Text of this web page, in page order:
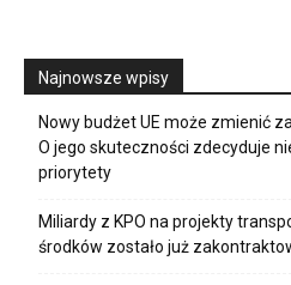
Najnowsze wpisy
Nowy budżet UE może zmienić
O jego skuteczności zdecyduje
priorytety
Miliardy z KPO na projekty
środków zostało już